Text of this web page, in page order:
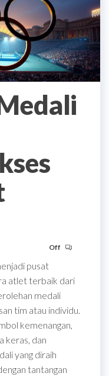
Off
pusat
atlet terbaik dari
medali
tim atau individu.
kemenangan,
keras, dan
yang diraih
tantangan